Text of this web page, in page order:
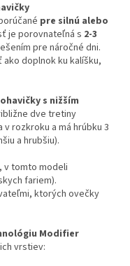
pre silnú alebo
je porovnateľná s 2-3
pre náročné dni.
doplnok ku kalíšku,
s nižším
dve tretiny
rozkroku a má hrúbku 3
a hrubšiu).
v tomto modeli
fariem).
ktorých ovečky
Modifier
vrstiev: